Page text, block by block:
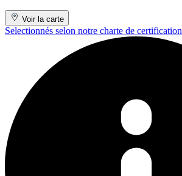
Voir la carte
Selectionnés selon notre charte de certification